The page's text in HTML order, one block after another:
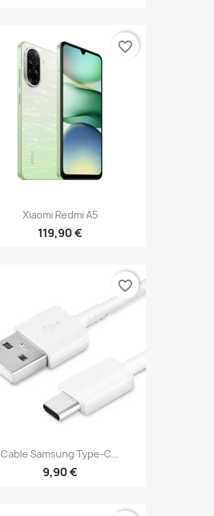
Xiaomi Redmi A5
119,90 €
favorite_border
Cable Samsung Type-C...
9,90 €
favorite_border